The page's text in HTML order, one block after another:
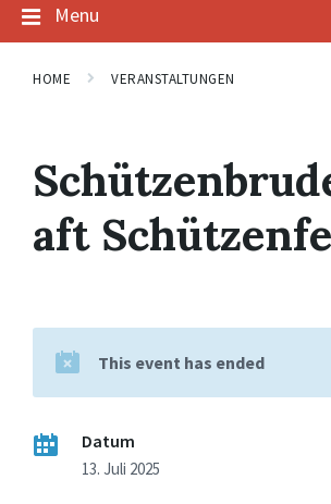
Menu
HOME VERANSTALTUNGEN
aft
This event has ended
Datum
13. Juli 2025